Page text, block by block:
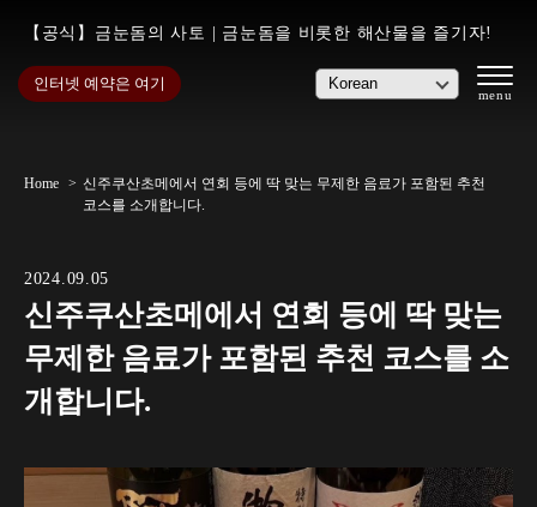
【공식】금눈돔의 사토 | 금눈돔을 비롯한 해산물을 즐기자!
인터넷 예약은 여기
Home
신주쿠산초메에서 연회 등에 딱 맞는 무제한 음료가 포함된 추천
코스를 소개합니다.
2024.09.05
신주쿠산초메에서 연회 등에 딱 맞는
무제한 음료가 포함된 추천 코스를 소
개합니다.